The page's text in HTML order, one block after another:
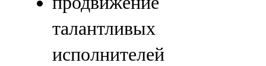
талантливых
исполнителей